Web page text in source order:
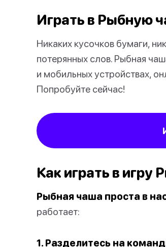
Играть в Рыбную
Никаких кусочков бумаги,
потерянных слов. Рыбная
и мобильных устройствах,
Попробуйте сейчас!
Как играть в игру
Рыбная чаша проста в
работает:
1. Разделитесь на